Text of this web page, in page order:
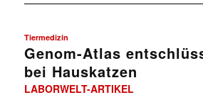
Tiermedizin
Genom-Atlas
bei Hauskatzen
LABORWELT-ARTIKEL